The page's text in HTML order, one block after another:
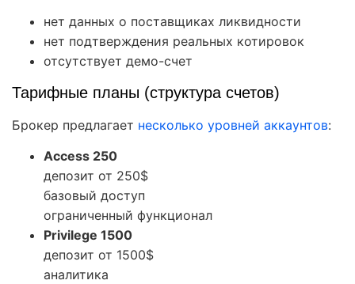
нет данных о поставщиках ликвидности
нет подтверждения реальных котировок
отсутствует демо-счет
Тарифные планы (структура счетов)
Брокер предлагает несколько уровней аккаунтов:
Access 250
депозит от 250$
базовый доступ
ограниченный функционал
Privilege 1500
депозит от 1500$
аналитика